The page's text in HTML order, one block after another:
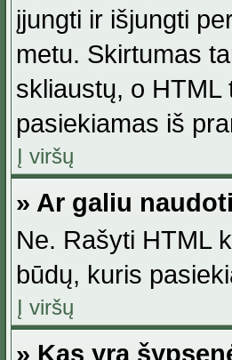
įjungti ir išjungti
metu. Skirtumas
skliaustų, o HTML
pasiekiamas iš
Į viršų
» Ar galiu
Ne. Rašyti HTML
būdų, kuris
Į viršų
» Kas yra